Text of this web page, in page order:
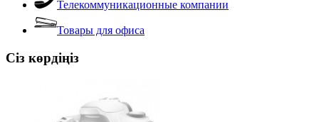
Телекоммуникационные компании
Товары для офиса
Сіз көрдіңіз